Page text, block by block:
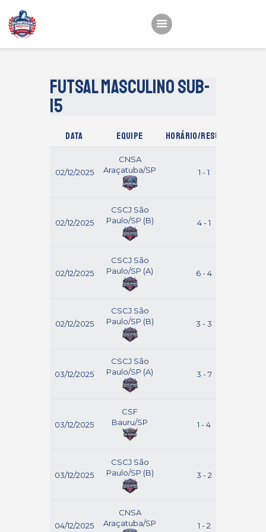
Início
Fotos
Classificação
Sagrado Rede de
Educação
Futsal Masculino Sub-
15
Data Equipe Horário/Resultado
02/12/2025
CNSA
Araçatuba/SP
1 - 1
02/12/2025
CSCJ São
Paulo/SP (B)
4 - 1
02/12/2025
CSCJ São
Paulo/SP (A)
6 - 4
02/12/2025
CSCJ São
Paulo/SP (B)
3 - 3
03/12/2025
CSCJ São
Paulo/SP (A)
3 - 7
03/12/2025
CSF
Bauru/SP
1 - 4
03/12/2025
CSCJ São
Paulo/SP (B)
3 - 2
04/12/2025
CNSA
Araçatuba/SP
1 - 2